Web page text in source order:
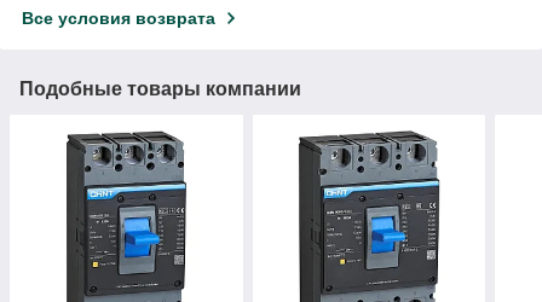
Все условия возврата
Подобные товары компании